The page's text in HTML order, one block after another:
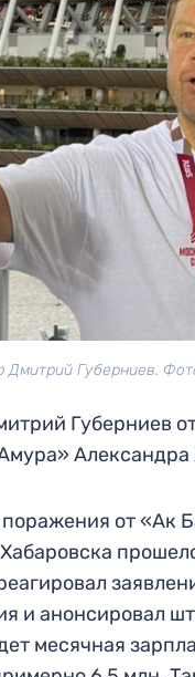
Дмитрий Губерниев.
Губерниев
Александра
от «Ак
и анонсировал
месячная